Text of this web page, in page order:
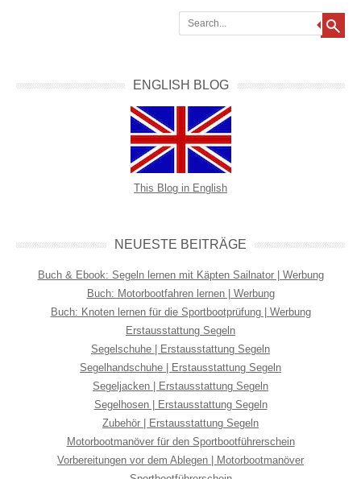
Search
ENGLISH BLOG
This Blog in English
NEUESTE BEITRÄGE
Buch & Ebook: Segeln lernen mit Käpten Sailnator | Werbung
Buch: Motorbootfahren lernen | Werbung
Buch: Knoten lernen für die Sportbootprüfung | Werbung
Erstausstattung Segeln
Segelschuhe | Erstausstattung Segeln
Segelhandschuhe | Erstausstattung Segeln
Segeljacken | Erstausstattung Segeln
Segelhosen | Erstausstattung Segeln
Zubehör | Erstausstattung Segeln
Motorbootmanöver für den Sportbootführerschein
Vorbereitungen vor dem Ablegen | Motorbootmanöver